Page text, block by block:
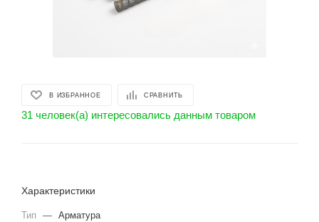
В ИЗБРАННОЕ СРАВНИТЬ
31 человек(а) интересовались данным товаром
Характеристики
Тип — Арматура